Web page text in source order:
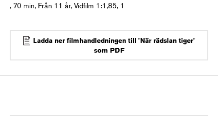
, 70 min, Från 11 år, Vidfilm 1:1,85, 1
Ladda ner filmhandledningen till "När rädslan tiger"
som PDF